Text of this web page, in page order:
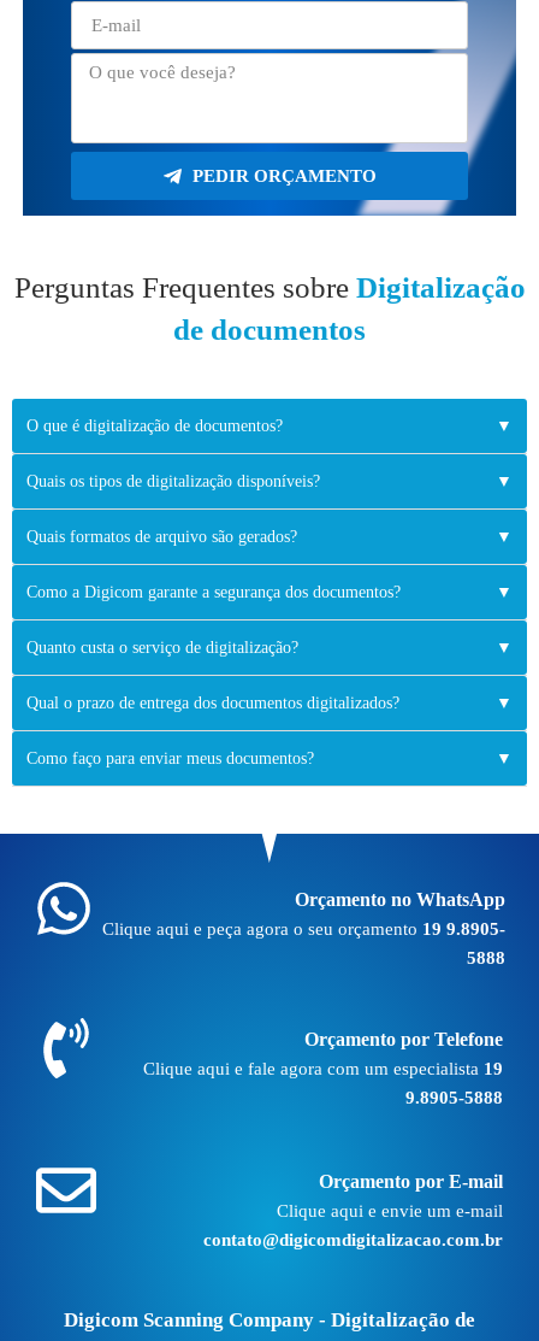
PEDIR ORÇAMENTO
Perguntas Frequentes sobre Digitalização
de documentos
O que é digitalização de documentos? ▼
Quais os tipos de digitalização disponíveis? ▼
Quais formatos de arquivo são gerados? ▼
Como a Digicom garante a segurança dos documentos? ▼
Quanto custa o serviço de digitalização? ▼
Qual o prazo de entrega dos documentos digitalizados? ▼
Como faço para enviar meus documentos? ▼
Orçamento no WhatsApp
Clique aqui e peça agora o seu orçamento 19 9.8905-
5888
Orçamento por Telefone
Clique aqui e fale agora com um especialista 19
9.8905-5888
Orçamento por E-mail
Clique aqui e envie um e-mail
contato@digicomdigitalizacao.com.br
Digicom Scanning Company - Digitalização de